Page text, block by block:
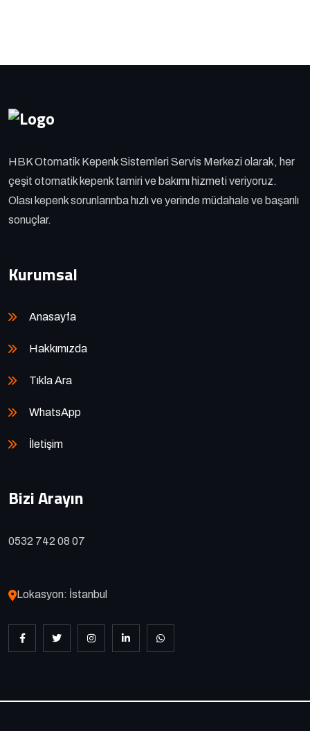
HBK Otomatik Kepenk Sistemleri Servis Merkezi olarak, her
çeşit otomatik kepenk tamiri ve bakımı hizmeti veriyoruz.
Olası kepenk sorunlarınba hızlı ve yerinde müdahale ve başarılı
sonuçlar.
Kurumsal
Anasayfa
Hakkımızda
Tıkla Ara
WhatsApp
İletişim
Bizi Arayın
0532 742 08 07
Lokasyon: İstanbul